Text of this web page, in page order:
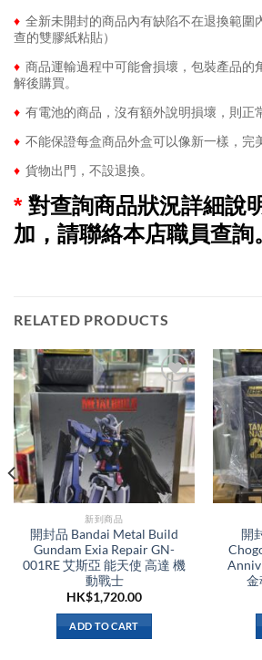
♦ 全新未開封的商品內有缺陷不在退換範圍
查的雙膠紙粘貼）
♦ 商品運輸過程中可能會損壞，包裝產品的
解後購買。
♦ 有電池的商品，沒有額外說明損壞，則正
♦ 不能保證每盒商品外盒可以像新一樣，完
♦ 貨物出門，不設退換。
* 對查詢商品狀況詳細說
加，請聯絡本店職員查詢
RELATED PRODUCTS
新到商品​
開封品 Bandai Metal Build
Gundam Exia Repair GN-
001RE 艾斯亞 能天使 高達 機
動戰士
HK$1,720.00
ADD TO CART
開
Anniv
金